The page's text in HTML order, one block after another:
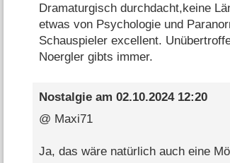
Dramaturgisch durchdacht,keine
etwas von Psychologie und
Schauspieler excellent.
Noergler gibts immer.
Nostalgieam 02.10.2024 12:20
@ Maxi71
Ja, das wäre natürlich auch eine